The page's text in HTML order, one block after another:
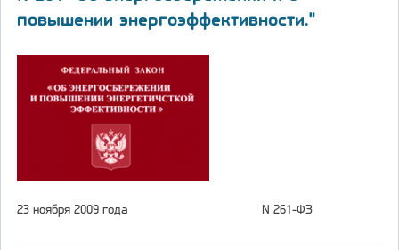
повышении энергоэффективности."
23 ноября 2009 года N 261-ФЗ